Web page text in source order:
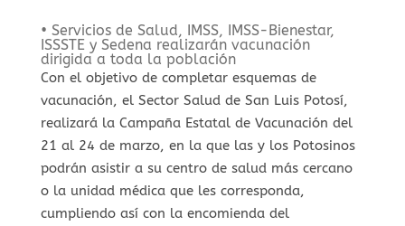
• Servicios de Salud, IMSS, IMSS-Bienestar,
ISSSTE y Sedena realizarán vacunación
dirigida a toda la población
Con el objetivo de completar esquemas de
vacunación, el Sector Salud de San Luis Potosí,
realizará la Campaña Estatal de Vacunación del
21 al 24 de marzo, en la que las y los Potosinos
podrán asistir a su centro de salud más cercano
o la unidad médica que les corresponda,
cumpliendo así con la encomienda del